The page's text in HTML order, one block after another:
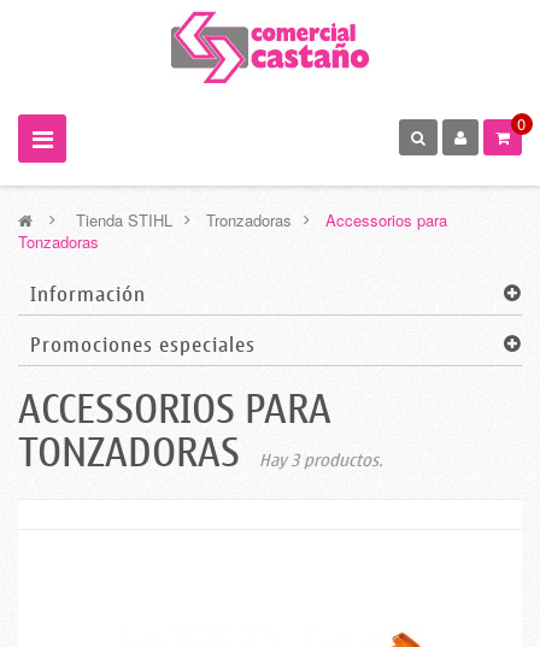
0
> Tienda STIHL > Tronzadoras >
Accessorios para
Tonzadoras
Información
Promociones especiales
ACCESSORIOS PARA
TONZADORAS Hay 3 productos.